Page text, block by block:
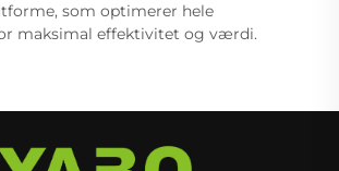
som optimerer hele
maksimal effektivitet og værdi.